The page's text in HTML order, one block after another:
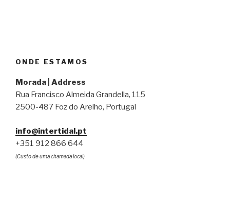
ONDE ESTAMOS
Morada | Address
Rua Francisco Almeida Grandella, 115
2500-487 Foz do Arelho, Portugal
info@intertidal.pt
+351 912 866 644
(Custo de uma chamada local)